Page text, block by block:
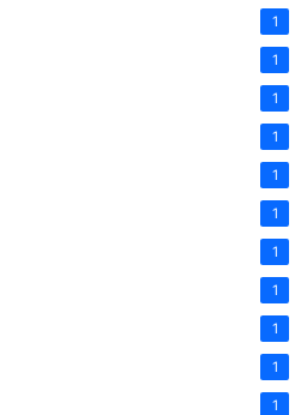
1
1
1
1
1
1
1
1
1
1
1